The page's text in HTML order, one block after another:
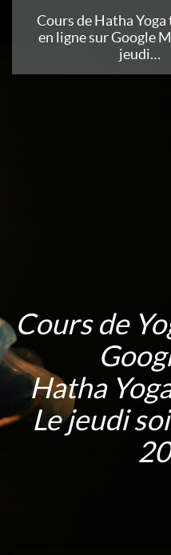
Cours de
Hatha
Le jeudi
Cours de Hatha
en ligne sur Google
jeudi…